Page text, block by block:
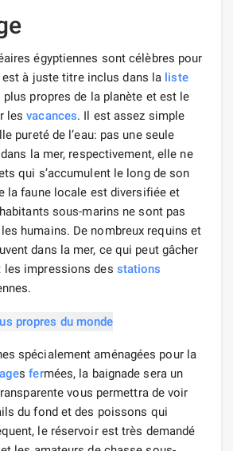
égyptiennes sont célèbres pour
est à juste titre inclus dans la liste
propres de la planète et est le
lesvacances. Il est assez simple
pureté de l’eau: pas une seule
la mer, respectivement, elle ne
qui s’accumulent le long de son
la faune locale est diversifiée et
sous-marins ne sont pas
humains. De nombreux requins et
dans la mer, ce qui peut gâcher
les impressions des stations
spécialement aménagées pour la
sfermées, la baignade sera un
vous permettra de voir
du fond et des poissons qui
le réservoir est très demandé